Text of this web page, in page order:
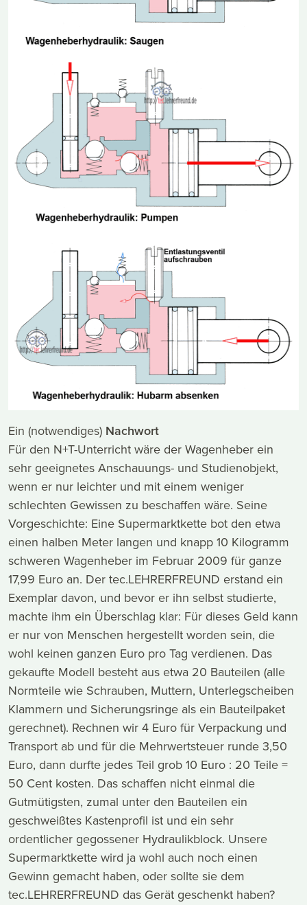
Ein (notwendiges) Nachwort
Für den N+T-Unterricht wäre der Wagenheber ein
sehr geeignetes Anschauungs- und Studienobjekt,
wenn er nur leichter und mit einem weniger
schlechten Gewissen zu beschaffen wäre. Seine
Vorgeschichte: Eine Supermarktkette bot den etwa
einen halben Meter langen und knapp 10 Kilogramm
schweren Wagenheber im Februar 2009 für ganze
17,99 Euro an. Der tec.LEHRERFREUND erstand ein
Exemplar davon, und bevor er ihn selbst studierte,
machte ihm ein Überschlag klar: Für dieses Geld kann
er nur von Menschen hergestellt worden sein, die
wohl keinen ganzen Euro pro Tag verdienen. Das
gekaufte Modell besteht aus etwa 20 Bauteilen (alle
Normteile wie Schrauben, Muttern, Unterlegscheiben
Klammern und Sicherungsringe als ein Bauteilpaket
gerechnet). Rechnen wir 4 Euro für Verpackung und
Transport ab und für die Mehrwertsteuer runde 3,50
Euro, dann durfte jedes Teil grob 10 Euro : 20 Teile =
50 Cent kosten. Das schaffen nicht einmal die
Gutmütigsten, zumal unter den Bauteilen ein
geschweißtes Kastenprofil ist und ein sehr
ordentlicher gegossener Hydraulikblock. Unsere
Supermarktkette wird ja wohl auch noch einen
Gewinn gemacht haben, oder sollte sie dem
tec.LEHRERFREUND das Gerät geschenkt haben?